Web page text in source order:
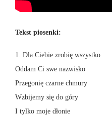
Tekst piosenki:
1. Dla Ciebie zrobię wszystko
Oddam Ci swe nazwisko
Przegonię czarne chmury
Wzbijemy się do góry
I tylko moje dłonie